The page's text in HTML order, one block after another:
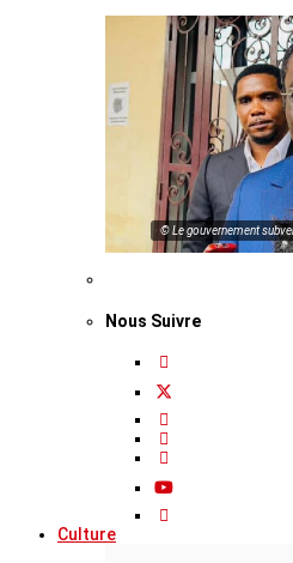
© Le gouvernement
Nous Suivre
Culture